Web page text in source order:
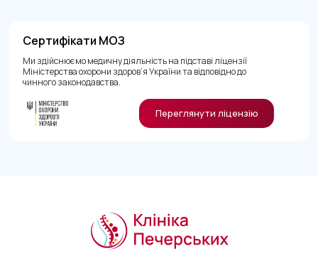
Сертифікати МОЗ
Ми здійснюємо медичну діяльність на підставі ліцензії
Міністерства охорони здоров’я України та відповідно до
чинного законодавства.
Переглянути ліцензію